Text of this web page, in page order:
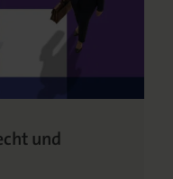
und